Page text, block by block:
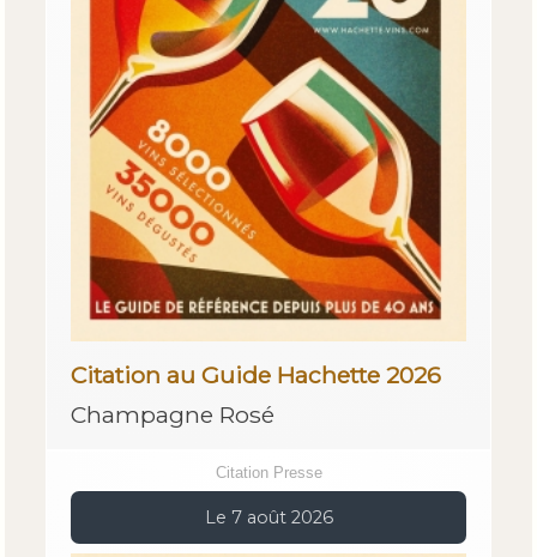
Citation au Guide Hachette 2026
Champagne Rosé
Citation Presse
Le 7 août 2026